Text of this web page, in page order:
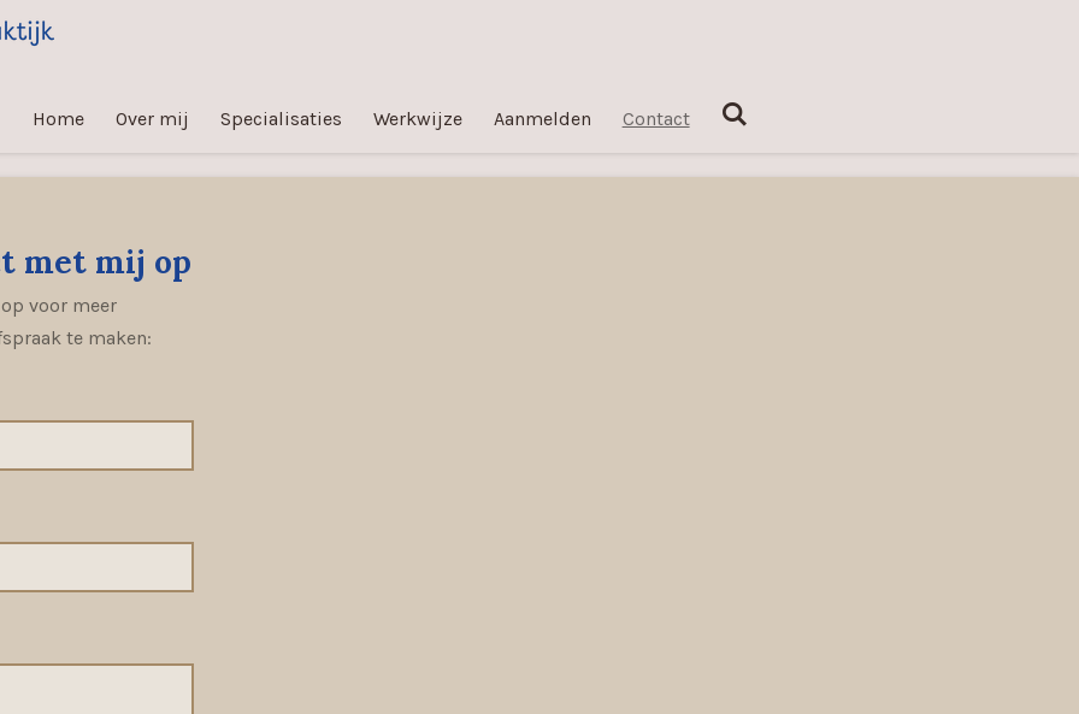
Home Over mij Specialisaties Werkwijze Aanmelden Contact
met mij op
voor meer
te maken: